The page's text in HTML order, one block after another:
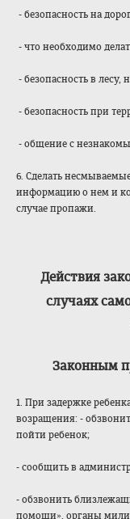
- безопасность на
- что необходимо
- безопасность в лесу,
- безопасность при
- общение с
6. Сделать
информацию о нем и
случае пропажи.
Действия
случаях
Законным
1. При задержке
возращения: -
пойти ребенок;
- сообщить в
- обзвонить
помощи», органы